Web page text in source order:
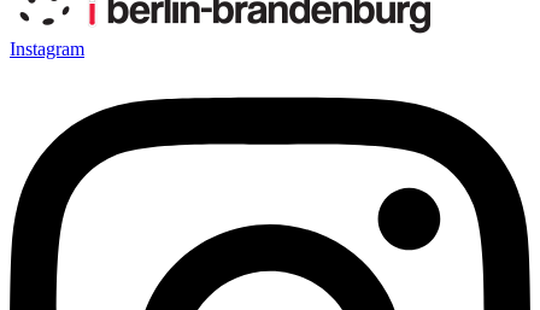
Instagram